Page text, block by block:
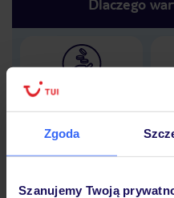
Zgoda
Szanujemy Twoją
Lider niskich cen